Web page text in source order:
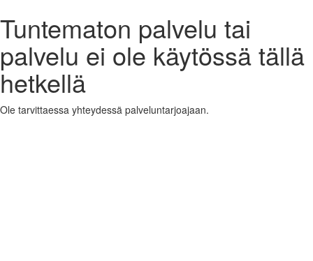
Tuntematon palvelu tai
palvelu ei ole käytössä tällä
hetkellä
Ole tarvittaessa yhteydessä palveluntarjoajaan.